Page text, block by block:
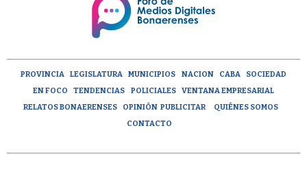
PROVINCIA LEGISLATURA MUNICIPIOS NACION CABA
SOCIEDAD
EN FOCO
TENDENCIAS POLICIALES
VENTANA EMPRESARIAL
RELATOS BONAERENSES
OPINIÓN PUBLICITAR
QUIÉNES SOMOS
CONTACTO